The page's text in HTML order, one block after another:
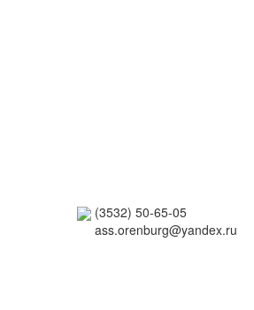
(3532) 50-65-05
ass.orenburg@yandex.ru